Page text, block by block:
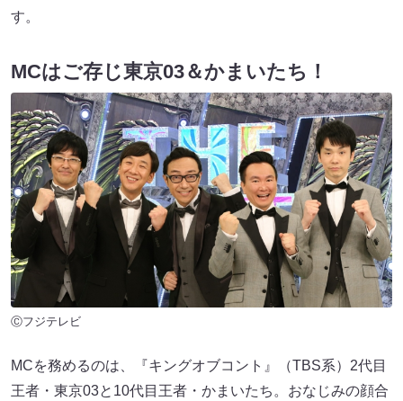
す。
MCはご存じ東京03＆かまいたち！
Ⓒフジテレビ
MCを務めるのは、『キングオブコント』（TBS系）2代目
王者・東京03と10代目王者・かまいたち。おなじみの顔合